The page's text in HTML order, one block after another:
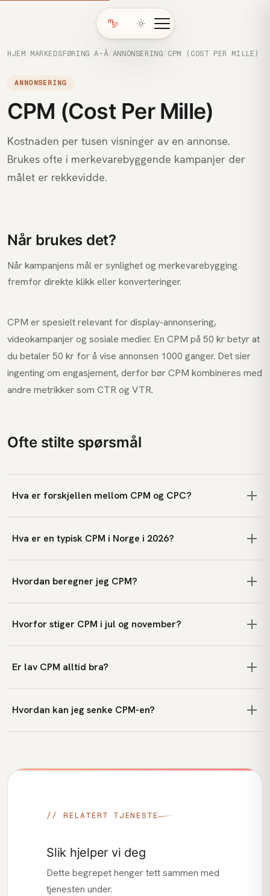
HJEM / MARKEDSFØRING A-Å/ ANNONSERING/ CPM (COST PER MILLE)
ANNONSERING
CPM (Cost Per Mille)
Kostnaden per tusen visninger av en annonse.
Brukes ofte i merkevarebyggende kampanjer der
målet er rekkevidde.
Når brukes det?
Når kampanjens mål er synlighet og merkevarebygging
fremfor direkte klikk eller konverteringer.
CPM er spesielt relevant for display-annonsering,
videokampanjer og sosiale medier. En CPM på 50 kr betyr at
du betaler 50 kr for å vise annonsen 1000 ganger. Det sier
ingenting om engasjement, derfor bør CPM kombineres med
andre metrikker som CTR og VTR.
Ofte stilte spørsmål
Hva er forskjellen mellom CPM og CPC?
Hva er en typisk CPM i Norge i 2026?
Hvordan beregner jeg CPM?
Hvorfor stiger CPM i jul og november?
Er lav CPM alltid bra?
Hvordan kan jeg senke CPM-en?
// RELATERT TJENESTE
Slik hjelper vi deg
Dette begrepet henger tett sammen med
tjenesten under.